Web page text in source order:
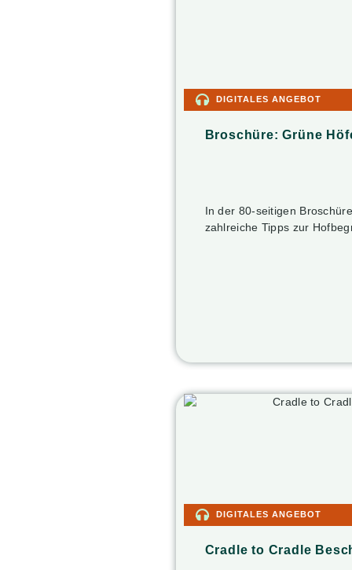
DIGITALES ANGEBOT
Broschüre: Grüne
In der 80-seitigen
zahlreiche Tipps zur
DIGITALES ANGEBOT
Cradle to Cradle